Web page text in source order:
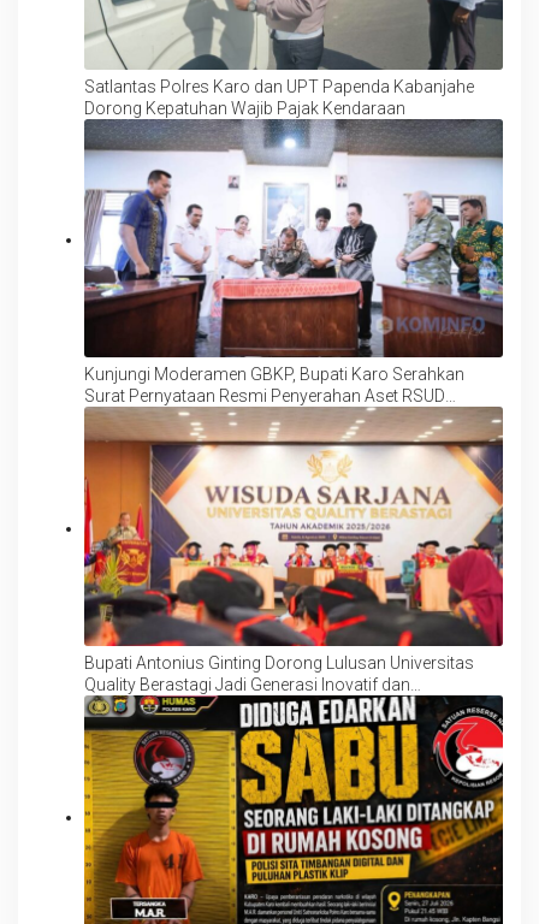
Satlantas Polres Karo dan UPT Papenda Kabanjahe
Dorong Kepatuhan Wajib Pajak Kendaraan
Kunjungi Moderamen GBKP, Bupati Karo Serahkan
Surat Pernyataan Resmi Penyerahan Aset RSUD
Kabanjahe
Bupati Antonius Ginting Dorong Lulusan Universitas
Quality Berastagi Jadi Generasi Inovatif dan
Berintegritas